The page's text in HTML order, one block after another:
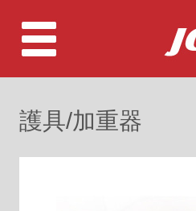
護具/加重器